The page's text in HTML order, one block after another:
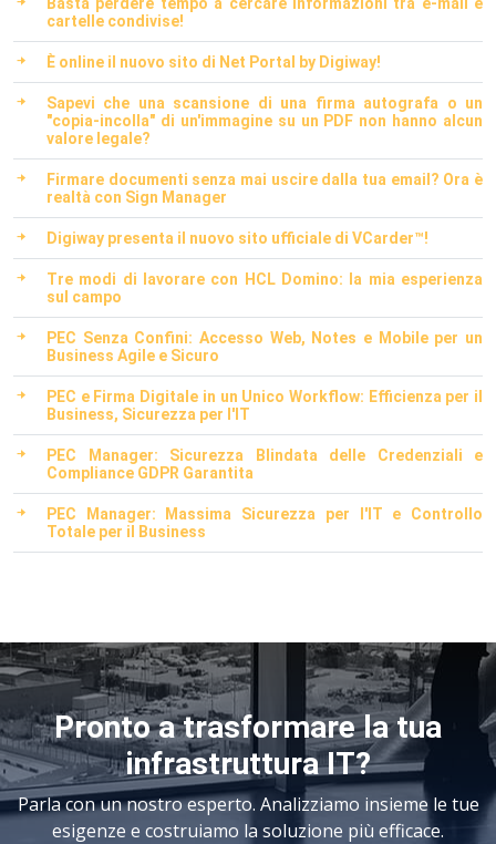
cartelle condivise!
È online il nuovo sito di Net Portal by Digiway!
Sapevi che una scansione di una firma autografa o un
"copia-incolla" di un'immagine su un PDF non hanno alcun
valore legale?
Firmare documenti senza mai uscire dalla tua email? Ora è
realtà con Sign Manager
Digiway presenta il nuovo sito ufficiale di VCarder™!
Tre modi di lavorare con HCL Domino: la mia esperienza
sul campo
PEC Senza Confini: Accesso Web, Notes e Mobile per un
Business Agile e Sicuro
PEC e Firma Digitale in un Unico Workflow: Efficienza per il
Business, Sicurezza per l'IT
PEC Manager: Sicurezza Blindata delle Credenziali e
Compliance GDPR Garantita
PEC Manager: Massima Sicurezza per l'IT e Controllo
Totale per il Business
Pronto a trasformare la tua
infrastruttura IT?
Parla con un nostro esperto. Analizziamo insieme le tue
esigenze e costruiamo la soluzione più efficace.